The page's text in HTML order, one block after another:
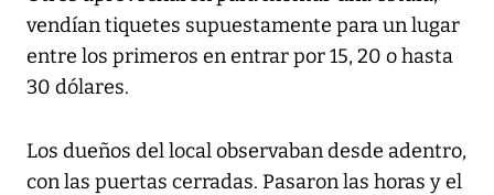
vendían tiquetes supuestamente para un lugar
entre los primeros en entrar por 15, 20 o hasta
30 dólares.
Los dueños del local observaban desde adentro,
con las puertas cerradas. Pasaron las horas y el